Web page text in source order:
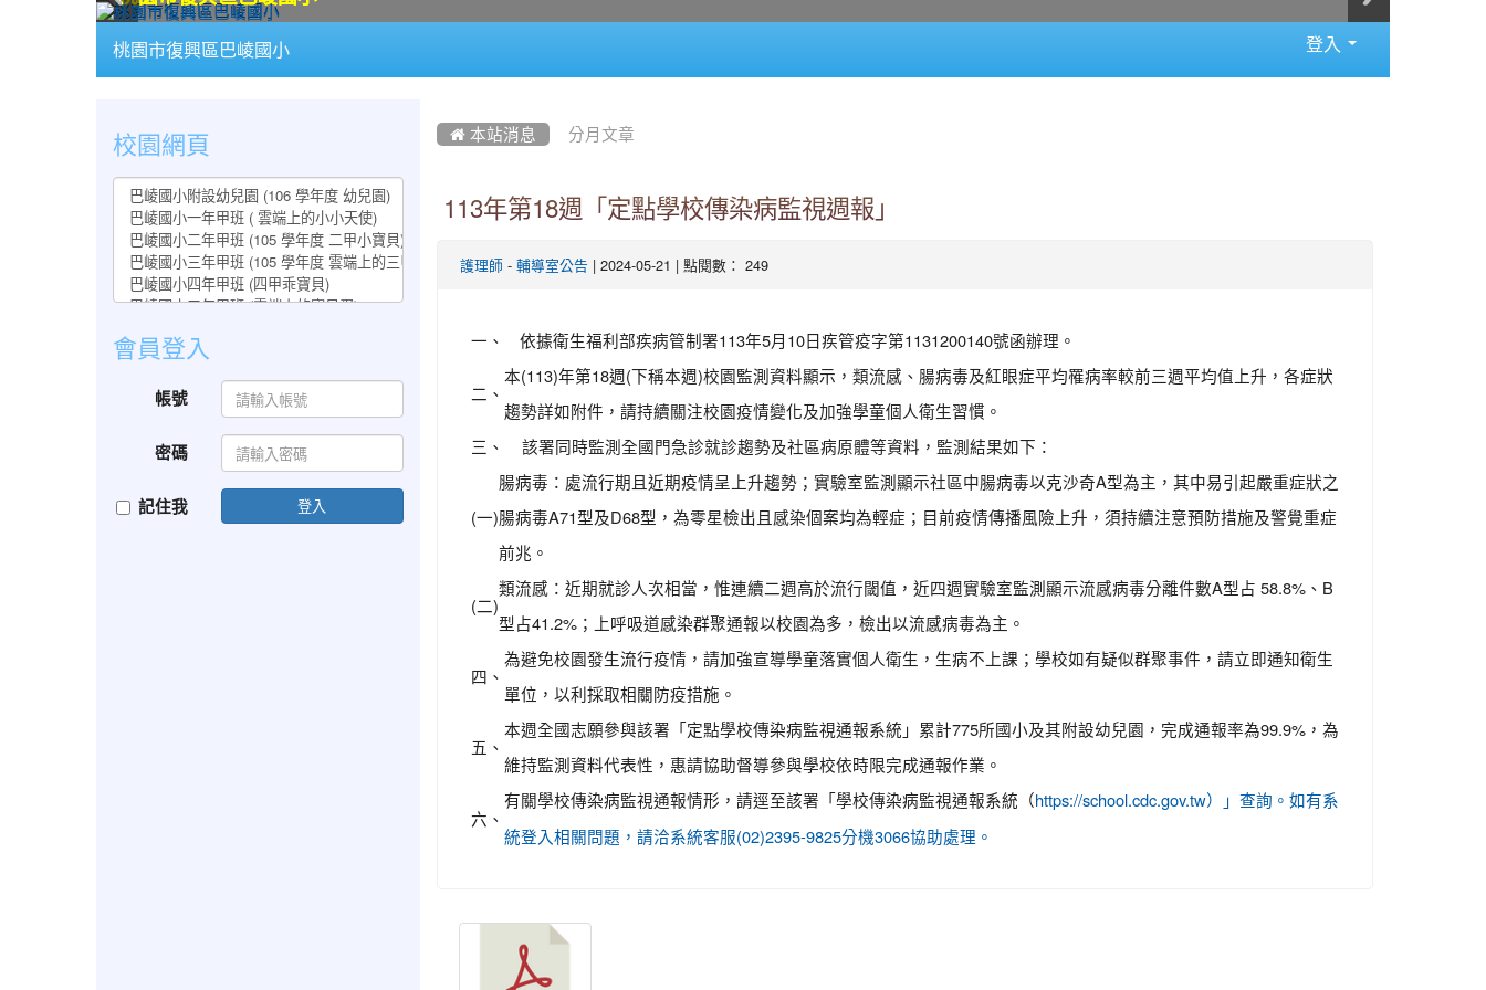
桃園市復興區巴崚國小 登入
 本站消息 分月文章
113年第18週「定點學校傳染病監視週報」
護理師- 輔導室公告 | 2024-05-21 | 點閱數： 249
一、 依據衛生福利部疾病管制署113年5月10日疾管疫字第1131200140號函辦理。
二、
本(113)年第18週(下稱本週)校園監測資料顯示，類流感、腸病毒及紅眼症平均罹病率較前三週平均值上升，各症狀
趨勢詳如附件，請持續關注校園疫情變化及加強學童個人衛生習慣。
三、
該署同時監測全國門急診就診趨勢及社區病原體等資料，監測結果如下：
(一)
腸病毒：處流行期且近期疫情呈上升趨勢；實驗室監測顯示社區中腸病毒以克沙奇A型為主，其中易引起嚴重症狀之
腸病毒A71型及D68型，為零星檢出且感染個案均為輕症；目前疫情傳播風險上升，須持續注意預防措施及警覺重症
前兆。
(二)
類流感：近期就診人次相當，惟連續二週高於流行閾值，近四週實驗室監測顯示流感病毒分離件數A型占 58.8%、B
型占41.2%；上呼吸道感染群聚通報以校園為多，檢出以流感病毒為主。
四、
為避免校園發生流行疫情，請加強宣導學童落實個人衛生，生病不上課；學校如有疑似群聚事件，請立即通知衛生
單位，以利採取相關防疫措施。
五、
本週全國志願參與該署「定點學校傳染病監視通報系統」累計775所國小及其附設幼兒園，完成通報率為99.9%，為
維持監測資料代表性，惠請協助督導參與學校依時限完成通報作業。
六、
有關學校傳染病監視通報情形，請逕至該署「學校傳染病監視通報系統（ https://school.cdc.gov.tw）」查詢。如有系
統登入相關問題，請洽系統客服(02)2395-9825分機3066協助處理。
校園網頁
會員登入
帳號
密碼
記住我 登入